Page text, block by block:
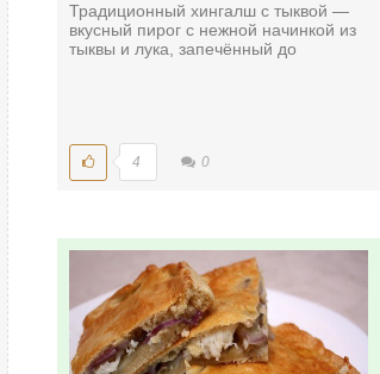
Традиционный хингалш с тыквой —
вкусный пирог с нежной начинкой из
тыквы и лука, запечённый до
4 0